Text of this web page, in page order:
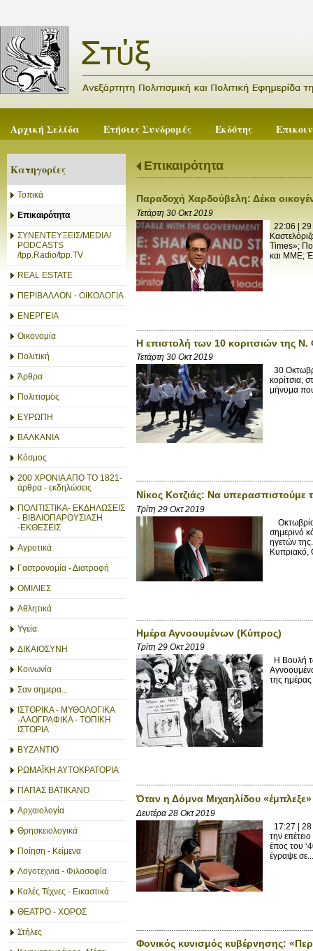
Αρχική Σελίδα Ετήσιες Συνδρομές Εκδότης
Κατηγορίες
Τοπικά
Επικαιρότητα
ΣΥΝΕΝΤΕΥΞΕΙΣ/MEDIA/
PODCASTS
/tpp.Radio/tpp.TV
REAL ESTATE
ΠΕΡΙΒΑΛΛΟΝ - ΟΙΚΟΛΟΓΙΑ
ΕΝΕΡΓΕΙΑ
Οικονομία
Πολιτική
Άρθρα
Πολιτισμός
ΕΥΡΩΠΗ
ΒΑΛΚΑΝΙΑ
Κόσμος
200 ΧΡΟΝΙΑ ΑΠΟ ΤΟ 1821-
άρθρα - εκδηλώσεις
ΠΟΛΙΤΙΣΤΙΚΑ- ΕΚΔΗΛΩΣΕΙΣ
- ΒΙΒΛΙΟΠΑΡΟΥΣΙΑΣΗ
-ΕΚΘΕΣΕΙΣ
Αγροτικά
Γαστρονομία - Διατροφή
ΟΜΙΛΙΕΣ
Αθλητικά
Υγεία
ΔΙΚΑΙΟΣΥΝΗ
Κοινωνία
Σαν σημερα...
ΙΣΤΟΡΙΚΑ - ΜΥΘΟΛΟΓΙΚΑ
-ΛΑΟΓΡΑΦΙΚΑ - ΤΟΠΙΚΗ
ΙΣΤΟΡΙΑ
ΒΥΖΑΝΤΙΟ
ΡΩΜΑΪΚΗ ΑΥΤΟΚΡΑΤΟΡΙΑ
ΠΑΠΑΣ ΒΑΤΙΚΑΝΟ
Αρχαιολογία
Θρησκειολογικά
Ποίηση - Κείμενα
Λογοτεχνια - Φιλοσοφία
Καλές Τέχνες - Εικαστικά
ΘΕΑΤΡΟ - ΧΟΡΟΣ
Στήλες
Επικαιρότητα
Παραδοχή Χαρδούβελη: Δέκα
Τετάρτη 30 Οκτ 2019
22:06 | 29
Times»;
και ΜΜΕ;
Η επιστολή των 10 κοριτσιών της
Τετάρτη 30 Οκτ 2019
30
κορίτσια,
μήνυμα
Νίκος Κοτζιάς: Nα
Τρίτη 29 Οκτ 2019
σημερινό
ηγετών
Κυπριακό,
Ημέρα Αγνοουμένων (Κύπρος)
Τρίτη 29 Οκτ 2019
Η Βουλή
της ημέρας
Όταν η Δόμνα Μιχαηλίδου
Δευτέρα 28 Οκτ 2019
17:27 |
την
έπος του
έγραψε σε...
Φονικός κυνισμός κυβέρνησης: